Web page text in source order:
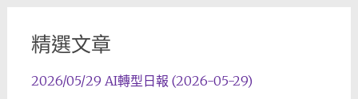
精選文章
2026/05/29 AI轉型日報 (2026-05-29)